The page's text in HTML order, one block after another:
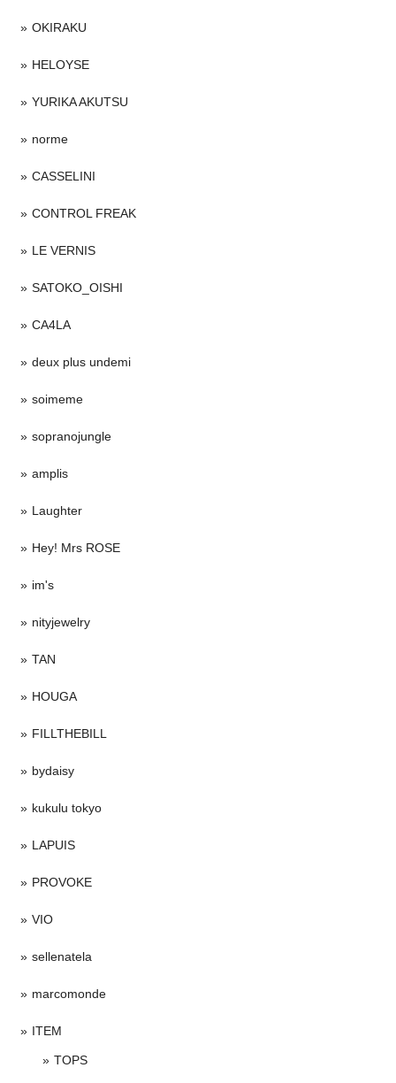
OKIRAKU
HELOYSE
YURIKA AKUTSU
norme
CASSELINI
CONTROL FREAK
LE VERNIS
SATOKO_OISHI
CA4LA
deux plus undemi
soimeme
sopranojungle
amplis
Laughter
Hey! Mrs ROSE
im's
nityjewelry
TAN
HOUGA
FILLTHEBILL
bydaisy
kukulu tokyo
LAPUIS
PROVOKE
VIO
sellenatela
marcomonde
ITEM
TOPS